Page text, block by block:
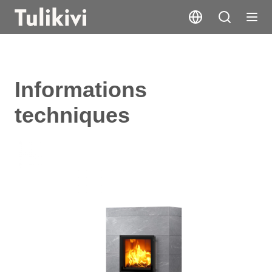
Informations
techniques